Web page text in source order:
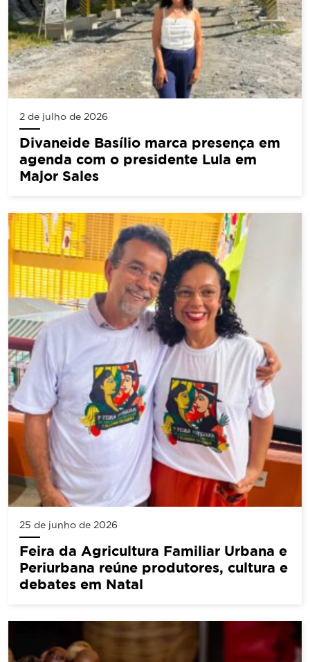
2 de julho de 2026
Divaneide Basílio marca presença em
agenda com o presidente Lula em
Major Sales
25 de junho de 2026
Feira da Agricultura Familiar Urbana e
Periurbana reúne produtores, cultura e
debates em Natal